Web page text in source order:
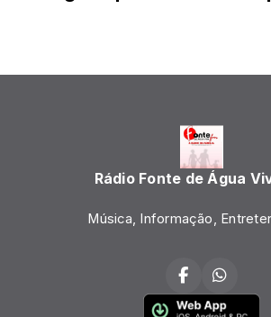
Rádio Fonte de Água
Música, Informação,